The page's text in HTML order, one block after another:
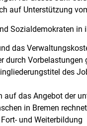
auf Unterstützung
Sozialdemokraten
das
durch
des
auf das Angebot der
in Bremen
und Weiterbildung